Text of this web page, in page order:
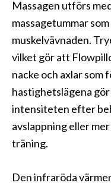
Massagen utförs
massagetummar
muskelvävnaden.
vilket gör att
nacke och axlar som
hastighetslägena
intensiteten efter
avslappning eller
träning.
Den infraröda